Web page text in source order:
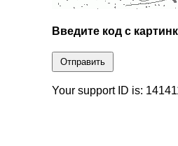
Введите код с
Отправить
Your support ID is: